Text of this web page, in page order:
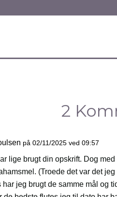
2
på 02/11/2025 ved 09:57
lige brugt din opskrift. Dog
(Troede det var det
har jeg brugt de samme mål og